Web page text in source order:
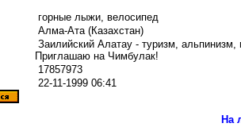
горные лыжи, велосипед
Алма-Ата (Казахстан)
Заилийский Алатау - туризм,
Приглашаю на Чимбулак!
17857973
22-11-1999 06:41
На